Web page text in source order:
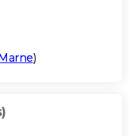
)